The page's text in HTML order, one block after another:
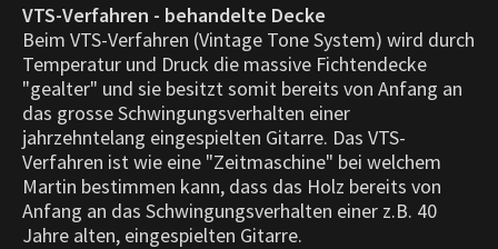
VTS-Verfahren - behandelte Decke
Beim VTS-Verfahren (Vintage Tone System) wird durch
Temperatur und Druck die massive Fichtendecke
"gealter" und sie besitzt somit bereits von Anfang an
das grosse Schwingungsverhalten einer
jahrzehntelang eingespielten Gitarre. Das VTS-
Verfahren ist wie eine "Zeitmaschine" bei welchem
Martin bestimmen kann, dass das Holz bereits von
Anfang an das Schwingungsverhalten einer z.B. 40
Jahre alten, eingespielten Gitarre.